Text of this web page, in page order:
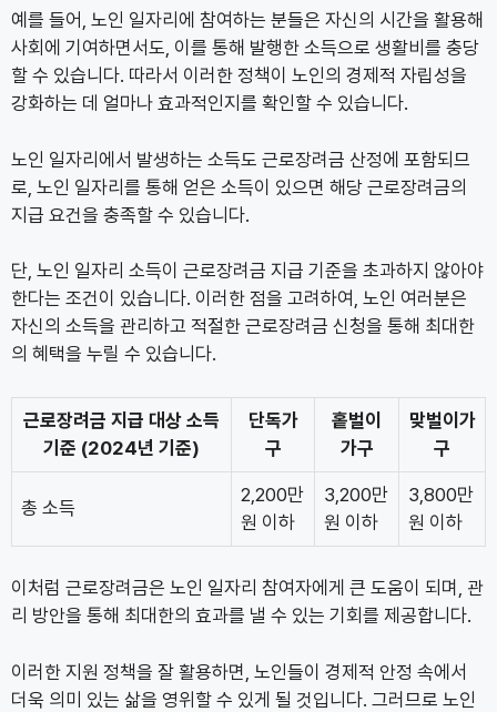
예를 들어, 노인 일자리에 참여하는 분들은 자신의 시간을 활용해
사회에 기여하면서도, 이를 통해 발행한 소득으로 생활비를 충당
할 수 있습니다. 따라서 이러한 정책이 노인의 경제적 자립성을
강화하는 데 얼마나 효과적인지를 확인할 수 있습니다.
노인 일자리에서 발생하는 소득도 근로장려금 산정에 포함되므
로, 노인 일자리를 통해 얻은 소득이 있으면 해당 근로장려금의
지급 요건을 충족할 수 있습니다.
단, 노인 일자리 소득이 근로장려금 지급 기준을 초과하지 않아야
한다는 조건이 있습니다. 이러한 점을 고려하여, 노인 여러분은
자신의 소득을 관리하고 적절한 근로장려금 신청을 통해 최대한
의 혜택을 누릴 수 있습니다.
근로장려금 지급 대상 소득
기준 (2024년 기준)
단독가
구
홑벌이
가구
맞벌이가
구
총 소득
2,200만
원 이하
3,200만
원 이하
3,800만
원 이하
이처럼 근로장려금은 노인 일자리 참여자에게 큰 도움이 되며, 관
리 방안을 통해 최대한의 효과를 낼 수 있는 기회를 제공합니다.
이러한 지원 정책을 잘 활용하면, 노인들이 경제적 안정 속에서
더욱 의미 있는 삶을 영위할 수 있게 될 것입니다. 그러므로 노인